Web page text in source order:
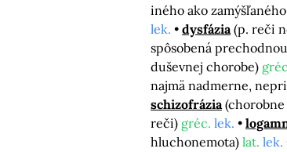
iného ako
lek.
dysfázia (p. reči
spôsobená
duševnej chorobe)
najmä nadmerne,
schizofrázia (chorobne
reči) gréc. lek.
hluchonemota) lat. lek.